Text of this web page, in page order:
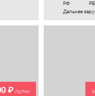
РФ РБ
Дальнее
₽/сутки